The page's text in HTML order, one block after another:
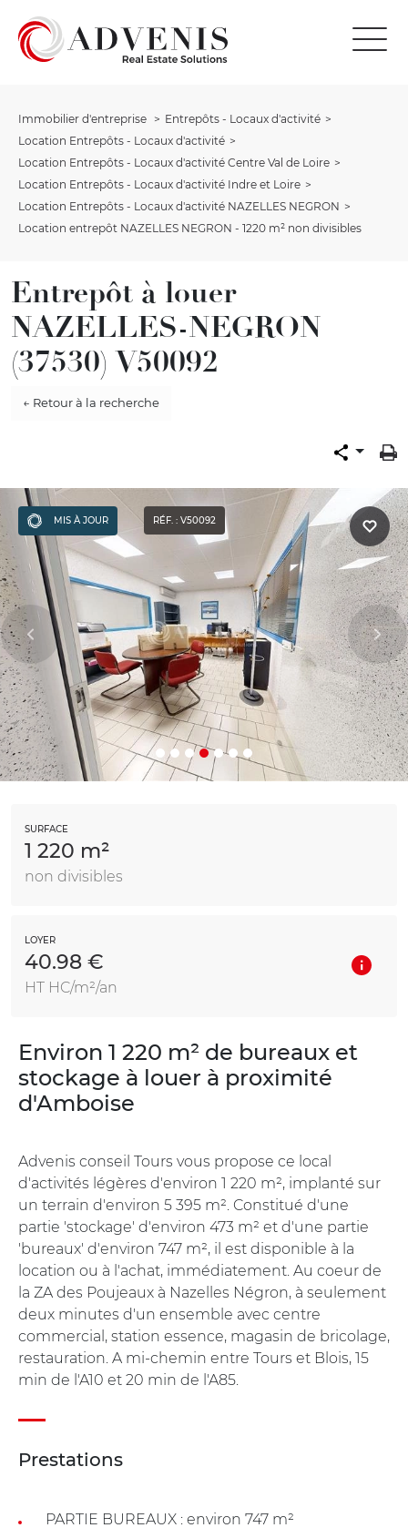
Immobilier d'entreprise
Entrepôts - Locaux d'activité
Location Entrepôts - Locaux d'activité
Location Entrepôts - Locaux d'activité Centre Val de Loire
Location Entrepôts - Locaux d'activité Indre et Loire
Location Entrepôts - Locaux d'activité NAZELLES NEGRON
Location entrepôt NAZELLES NEGRON - 1220 m² non divisibles
Entrepôt à louer
NAZELLES-NEGRON
(37530) V50092
← Retour à la recherche
MIS À JOUR RÉF. : V50092
SURFACE
1 220 m²
non divisibles
LOYER
40.98 €
HT HC/m²/an
Environ 1 220 m² de bureaux et
stockage à louer à proximité
d'Amboise
Advenis conseil Tours vous propose ce local
d'activités légères d'environ 1 220 m², implanté sur
un terrain d'environ 5 395 m². Constitué d'une
partie 'stockage' d'environ 473 m² et d'une partie
'bureaux' d'environ 747 m², il est disponible à la
location ou à l'achat, immédiatement. Au coeur de
la ZA des Poujeaux à Nazelles Négron, à seulement
deux minutes d'un ensemble avec centre
commercial, station essence, magasin de bricolage,
restauration. A mi-chemin entre Tours et Blois, 15
min de l'A10 et 20 min de l'A85.
Prestations
PARTIE BUREAUX : environ 747 m²